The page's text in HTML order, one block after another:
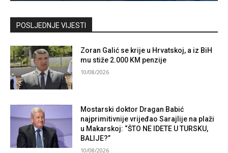
Kontaktirajte nas
POSLJEDNJE VIJESTI
Zoran Galić se krije u Hrvatskoj, a iz BiH
mu stiže 2.000 KM penzije
10/08/2026
Mostarski doktor Dragan Babić
najprimitivnije vrijeđao Sarajlije na plaži
u Makarskoj: “ŠTO NE IDETE U TURSKU,
BALIJE?”
10/08/2026